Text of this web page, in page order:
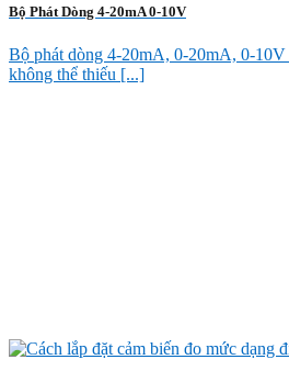
Bộ Phát Dòng 4-20mA 0-10V
Bộ phát dòng 4-20mA, 0-20mA, 0-
không thể thiếu [...]